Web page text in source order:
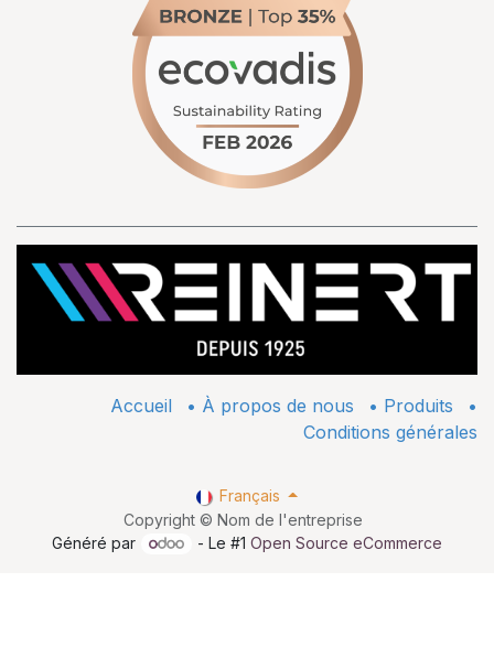
Accueil • À propos de nous • ​Produits
•
Conditions générales
Copyright © Nom de l'entreprise
Français
Généré par - Le #1Open Source eCommerce